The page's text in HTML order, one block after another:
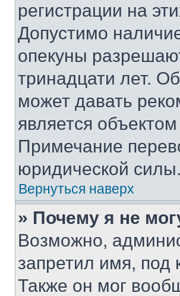
регистрации на
Допустимо
опекуны
тринадцати лет.
может давать
является
Примечание
юридической силы.
Вернуться наверх
» Почему я не
Возможно,
запретил имя, под
Также он мог